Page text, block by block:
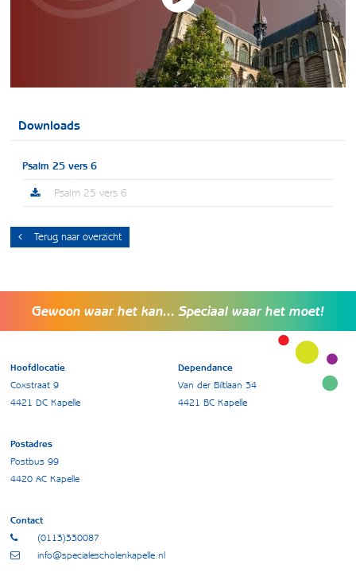
Downloads
Psalm 25 vers 6
Psalm 25 vers 6
Terug naar overzicht
Gewoon waar het kan... Speciaal waar het moet!
Hoofdlocatie
Coxstraat 9
4421 DC Kapelle
Dependance
Van der Biltlaan 34
4421 BC Kapelle
Postadres
Postbus 99
4420 AC Kapelle
Contact
(0113)330087
info@specialescholenkapelle.nl